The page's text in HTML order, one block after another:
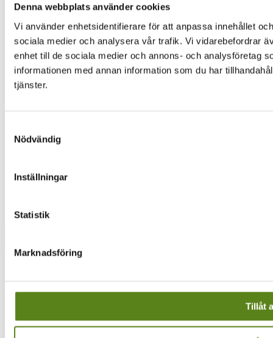
Denna webbplats använder cookies
Vi använder enhetsidentifierare för att anpassa innehållet
sociala medier och analysera vår trafik. Vi vidarebefordrar
enhet till de sociala medier och annons- och analysföretag
informationen med annan information som du har
tjänster.
Nödvändig
Inställningar
Statistik
Marknadsföring
Tillåt
Integritetspolicy
Om oss
Nyhetsbrev
Filmarbetare i sydost
Lediga tjänster
Hitta till oss
Facebook
Instagram
Facebook
Sök